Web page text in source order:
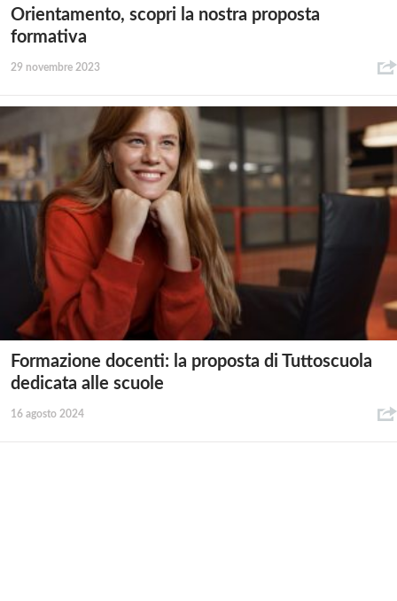
Orientamento, scopri la nostra proposta
formativa
29 novembre 2023
Formazione docenti: la proposta di Tuttoscuola
dedicata alle scuole
16 agosto 2024